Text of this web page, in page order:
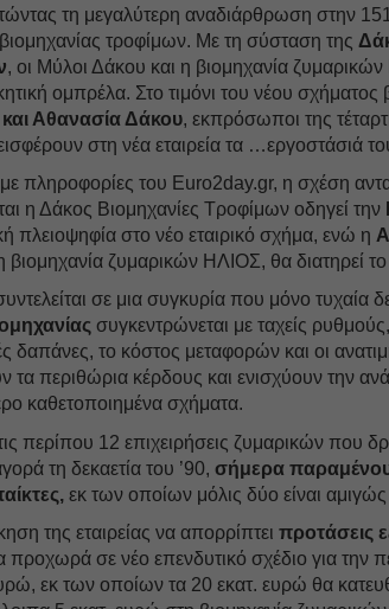
τη μεγαλύτερη αναδιάρθρωση στην
βιομηχανίας τροφίμων. Με τη σύσταση της
, οι Μύλοι Δάκου και η βιομηχανία
ομπρέλα. Στο τιμόνι του νέου σχήματος
και Αθανασία Δάκου, εκπρόσωποι της
στη νέα εταιρεία τα …εργοστάσιά
πληροφορίες του Euro2day.gr, η σχέση
η Δάκος Βιομηχανίες Τροφίμων οδηγεί την
πλειοψηφία στο νέο εταιρικό σχήμα, ενώ η
βιομηχανία ζυμαρικών ΗΛΙΟΣ, θα διατηρεί
σε μια συγκυρία που μόνο τυχαία
συγκεντρώνεται με ταχείς
δαπάνες, το κόστος μεταφορών και οι
τα περιθώρια κέρδους και ενισχύουν την
καθετοποιημένα σχήματα.
περίπου 12 επιχειρήσεις ζυμαρικών που
τη δεκαετία του ’90,σήμερα
εκ των οποίων μόλις δύο είναι
της εταιρείας να απορρίπτειπροτάσεις
προχωρά σε νέο επενδυτικό σχέδιο για
εκ των οποίων τα 20 εκατ. ευρώ θα